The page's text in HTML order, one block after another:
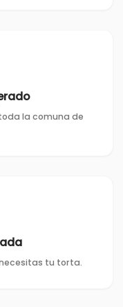
la comuna de
tu torta.